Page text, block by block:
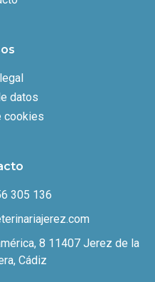
datos
cookies
305 136
8 11407 Jerez de la
Cádiz